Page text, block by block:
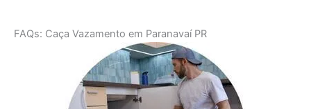
FAQs: Caça Vazamento em Paranavaí PR